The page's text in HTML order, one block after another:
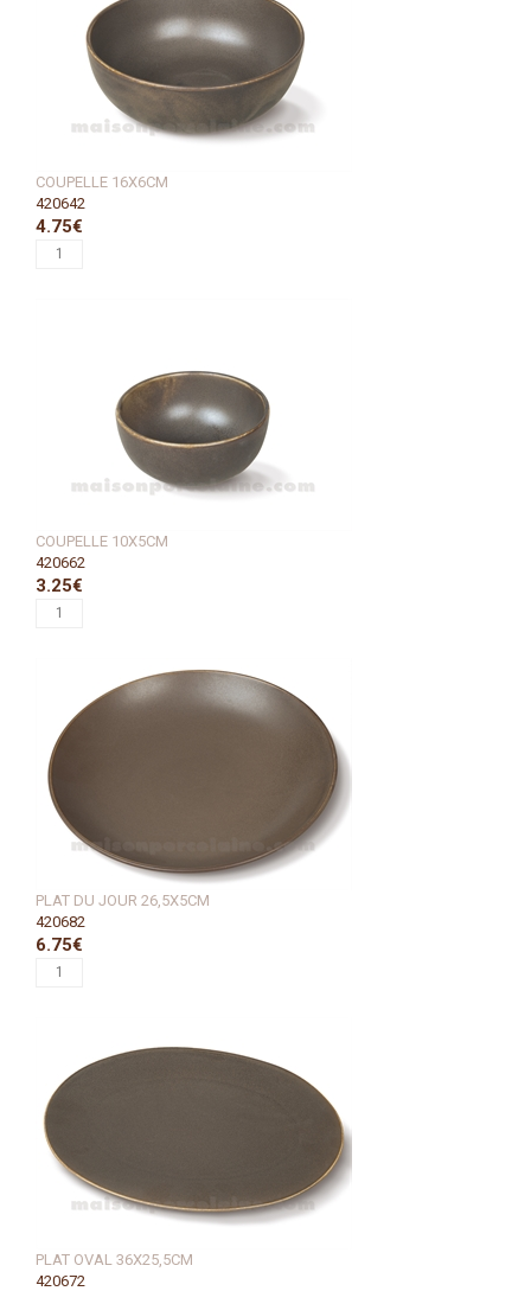
COUPELLE 16X6CM
420642
4.75€
COUPELLE 10X5CM
420662
3.25€
PLAT DU JOUR 26,5X5CM
420682
6.75€
PLAT OVAL 36X25,5CM
420672